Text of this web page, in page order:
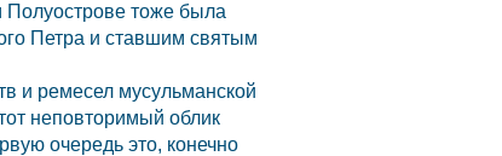
Полуострове тоже была
Петра и ставшим святым
и ремесел мусульманской
неповторимый облик
очередь это, конечно